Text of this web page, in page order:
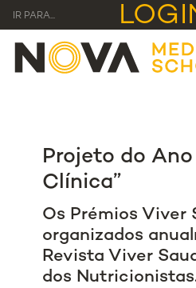
IR PARA...
Projeto do
Clínica”
Os Prémios Viver
organizados
Revista Viver
dos